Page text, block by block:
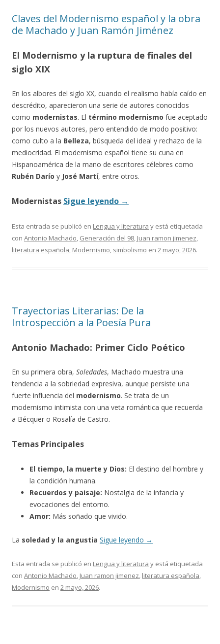
Claves del Modernismo español y la obra
de Machado y Juan Ramón Jiménez
El Modernismo y la ruptura de finales del
siglo XIX
En los albores del siglo XX, cuando el realismo había caído en
descrédito, aparecieron una serie de autores conocidos
como modernistas. El término modernismo fue aceptado
por los nuevos autores, pero entendido de modo positivo:
como culto a la Belleza, búsqueda del ideal y rechazo de la
mediocridad. El modernismo español tiene su cuna en
Hispanoamérica de la mano de escritores célebres como
Rubén Darío y José Martí, entre otros.
Modernistas Sigue leyendo →
Esta entrada se publicó en Lengua y literatura y está etiquetada
con Antonio Machado, Generación del 98, Juan ramon jimenez,
literatura española, Modernismo, simbolismo en 2 mayo, 2026.
Trayectorias Literarias: De la
Introspección a la Poesía Pura
Antonio Machado: Primer Ciclo Poético
En su primera obra, Soledades, Machado muestra una
tendencia a la sobriedad expresiva, aunque persiste una
fuerte influencia del modernismo. Se trata de un
modernismo intimista con una veta romántica que recuerda
a Bécquer o Rosalía de Castro.
Temas Principales
El tiempo, la muerte y Dios: El destino del hombre y
la condición humana.
Recuerdos y paisaje: Nostalgia de la infancia y
evocaciones del entorno.
Amor: Más soñado que vivido.
La soledad y la angustia Sigue leyendo →
Esta entrada se publicó en Lengua y literatura y está etiquetada
con Antonio Machado, Juan ramon jimenez, literatura española,
Modernismo en 2 mayo, 2026.